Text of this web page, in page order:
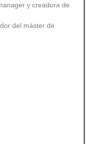
y creadora de
del máster de